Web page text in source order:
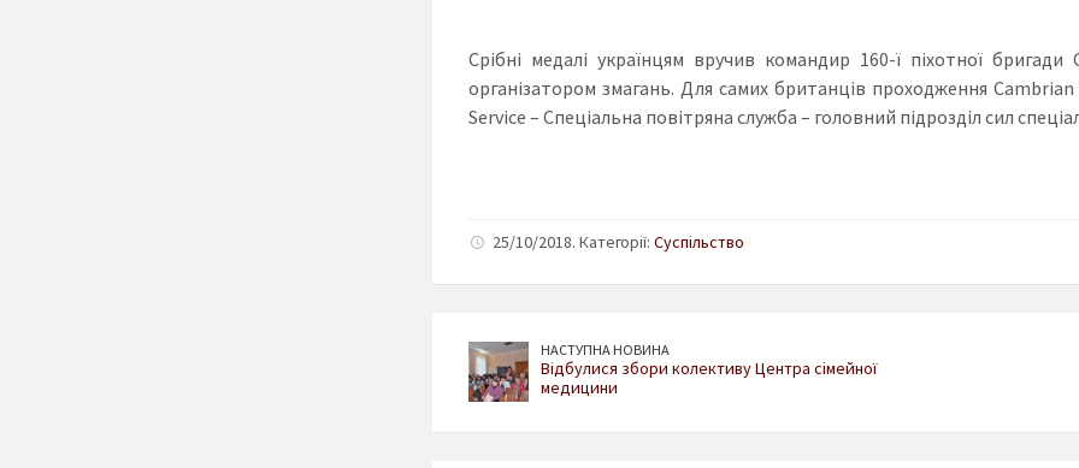
Срібні медалі українцям вручив командир 160-ї піхотної
організатором змагань. Для самих британців проходження
Service – Спеціальна повітряна служба – головний підрозділ сил
25/10/2018. Категорії: Суспільство
НАСТУПНА НОВИНА
Відбулися збори колективу Центра сімейної
медицини